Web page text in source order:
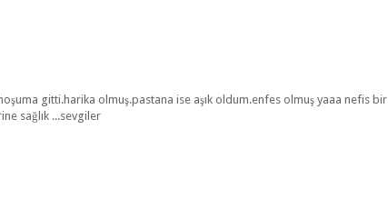
gitti.harika olmuş.pastana ise aşık oldum.enfes olmuş yaaa nefis bir
sağlık ...sevgiler